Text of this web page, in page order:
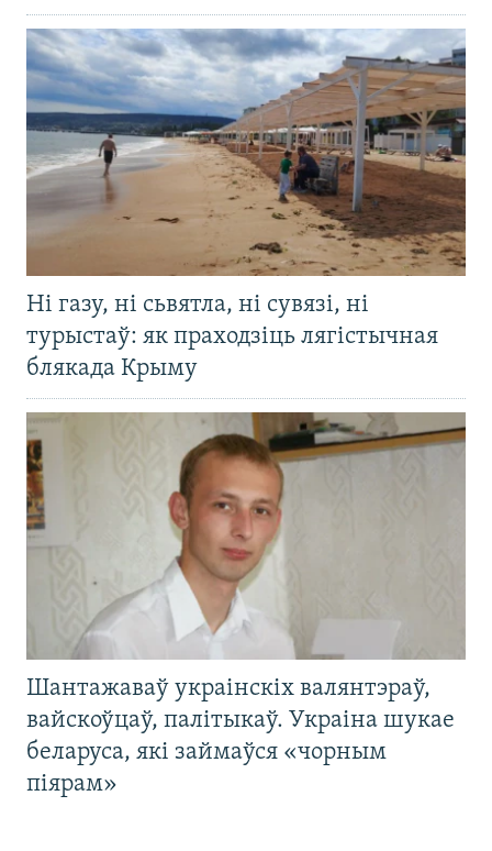
Ні газу, ні сьвятла, ні сувязі, ні
турыстаў: як праходзіць лягістычная
блякада Крыму
Шантажаваў украінскіх валянтэраў,
вайскоўцаў, палітыкаў. Украіна шукае
беларуса, які займаўся «чорным
піярам»